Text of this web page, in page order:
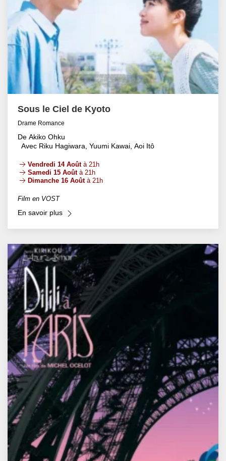
Sous le Ciel de Kyoto
Drame Romance
De Akiko Ohku
Avec Riku Hagiwara, Yuumi Kawai, Aoi Itô
Vendredi 14 Aoûtà 21h
Samedi 15 Aoûtà 21h
Dimanche 16 Aoûtà 21h
Film en VOST
En savoir plus